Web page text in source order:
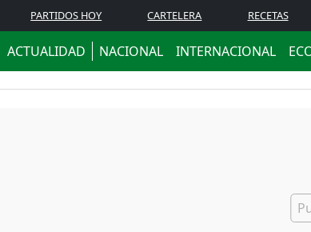
PARTIDOS HOY CARTELERA RECETAS
ACTUALIDAD NACIONAL INTERNACIONAL